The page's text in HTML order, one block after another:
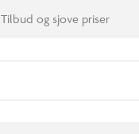
Tilbud og sjove priser